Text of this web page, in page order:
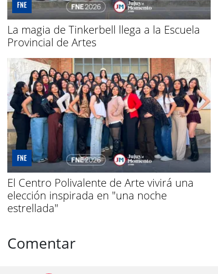
FNE
La magia de Tinkerbell llega a la Escuela
Provincial de Artes
FNE
El Centro Polivalente de Arte vivirá una
elección inspirada en "una noche
estrellada"
Comentar